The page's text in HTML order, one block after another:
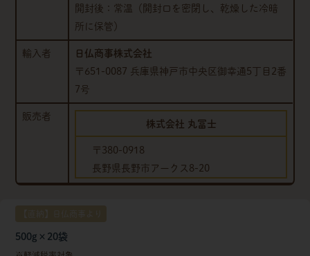
開封後：常温（開封口を密閉し、乾燥した冷暗
所に保管）
輸入者
日仏商事株式会社
〒651-0087 兵庫県神戸市中央区御幸通5丁目2番
7号
販売者
株式会社 丸冨士
〒380-0918
長野県長野市アークス8-20
500g×20袋